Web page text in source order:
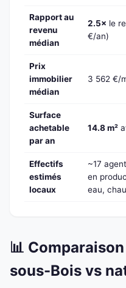
Rapport au
revenu
médian
2.5× le
€/an)
Prix
immobilier
médian
3 562 €/
Surface
achetable
par an
14.8 m²
Effectifs
estimés
locaux
~17
en
eau,
📊
sous-Bois vs